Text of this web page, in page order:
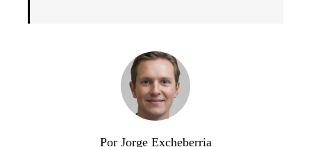
Por Jorge Excheberria